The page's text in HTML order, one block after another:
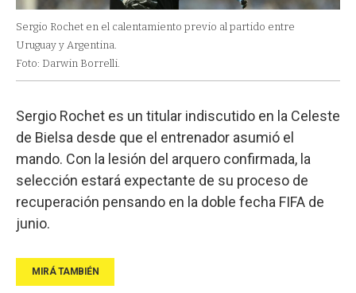
Sergio Rochet en el calentamiento previo al partido entre
Uruguay y Argentina.
Foto: Darwin Borrelli.
Sergio Rochet es un titular indiscutido en la Celeste
de Bielsa desde que el entrenador asumió el
mando. Con la lesión del arquero confirmada, la
selección estará expectante de su proceso de
recuperación pensando en la doble fecha FIFA de
junio.